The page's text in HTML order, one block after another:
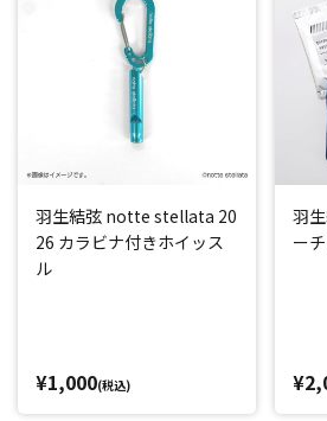
羽生結弦 notte stellata 20
26 カラビナ付きホイッス
ル
¥1,000(税込)
羽
ー